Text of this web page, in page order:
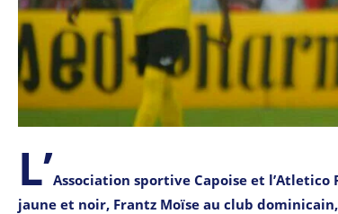
L’Association sportive Capoise et
jaune et noir, Frantz Moïse au club